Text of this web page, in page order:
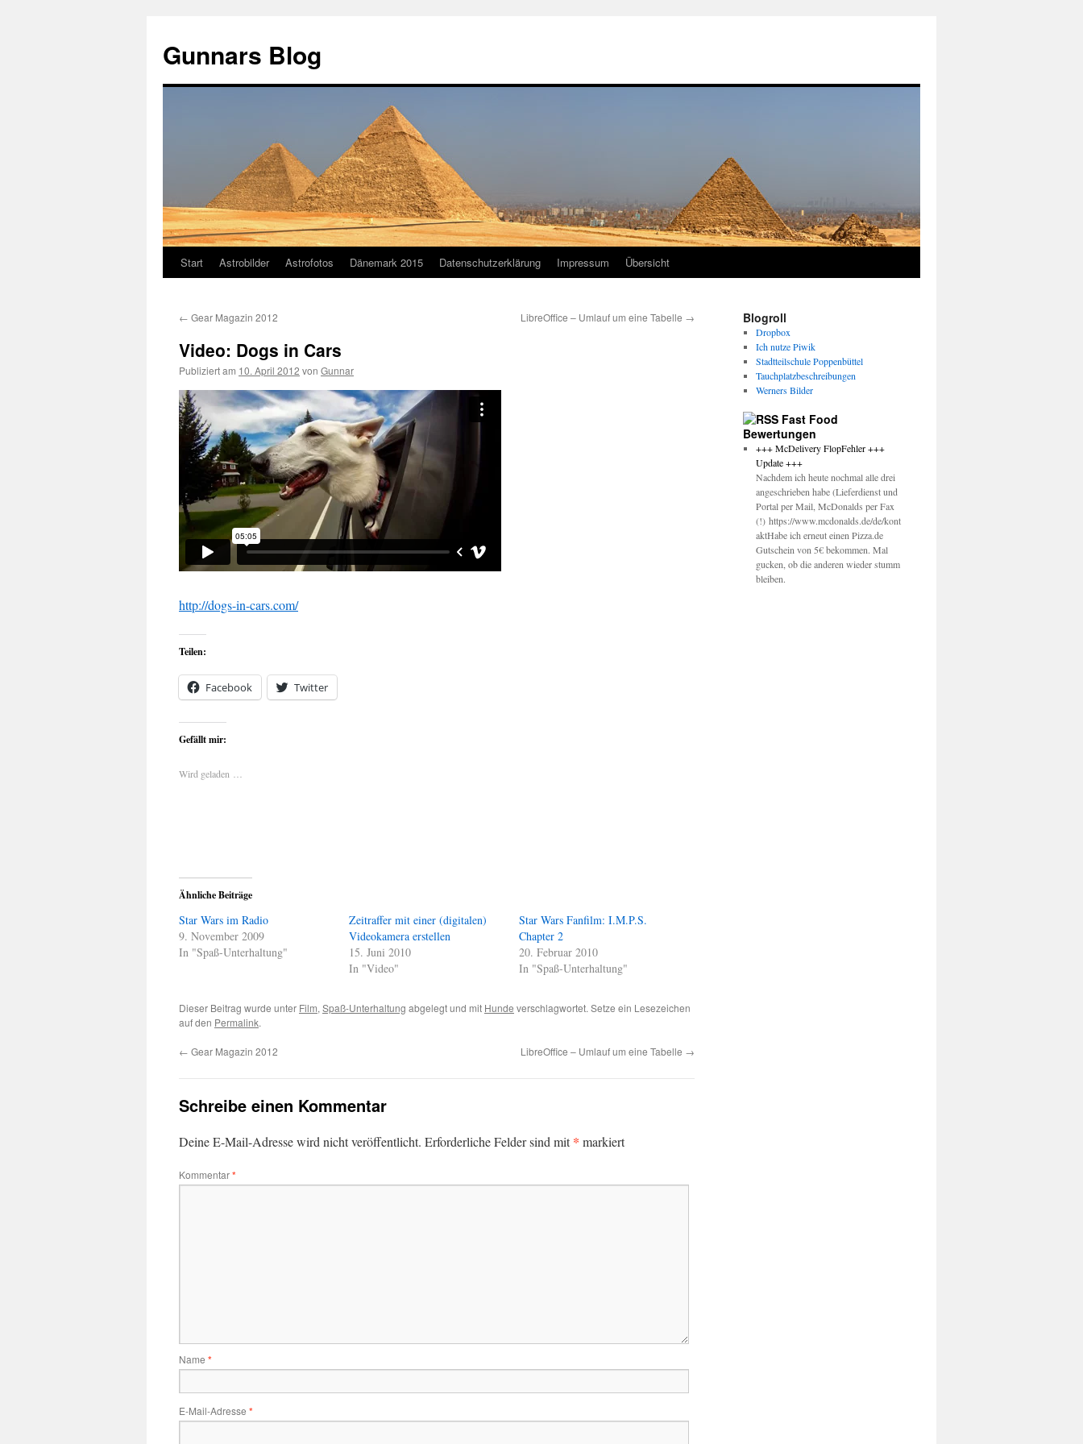
Gunnars Blog
Zum
springen
Start Astrobilder Astrofotos Dänemark 2015 Datenschutzerklärung Impressum Übersicht
← Gear Magazin 2012 LibreOffice – Umlauf um eine Tabelle →
Video: Dogs in Cars
Publiziert am 10. April 2012 von Gunnar
http://dogs-in-cars.com/
Teilen:
Facebook Twitter
Gefällt mir:
Wird geladen …
Ähnliche Beiträge
Star Wars im Radio
9. November 2009
In "Spaß-Unterhaltung"
Zeitraffer mit einer (digitalen)
Videokamera erstellen
15. Juni 2010
In "Video"
Star Wars Fanfilm: I.M.P.S.
Chapter 2
20. Februar 2010
In "Spaß-Unterhaltung"
Dieser Beitrag wurde unter Film, Spaß-Unterhaltung abgelegt und mit Hunde verschlagwortet. Setze ein Lesezeichen
auf den Permalink.
← Gear Magazin 2012 LibreOffice – Umlauf um eine Tabelle →
Schreibe einen Kommentar
Deine E-Mail-Adresse wird nicht veröffentlicht. Erforderliche Felder sind mit* markiert
Kommentar*
Name *
E-Mail-Adresse *
Blogroll
Dropbox
Ich nutze Piwik
Stadtteilschule Poppenbüttel
Tauchplatzbeschreibungen
Werners Bilder
Fast Food
Bewertungen
+++ McDelivery FlopFehler +++
Update +++
Nachdem ich heute nochmal alle drei
angeschrieben habe (Lieferdienst und
Portal per Mail, McDonalds per Fax
(!) https://www.mcdonalds.de/de/kont
aktHabe ich erneut einen Pizza.de
Gutschein von 5€ bekommen. Mal
gucken, ob die anderen wieder stumm
bleiben.